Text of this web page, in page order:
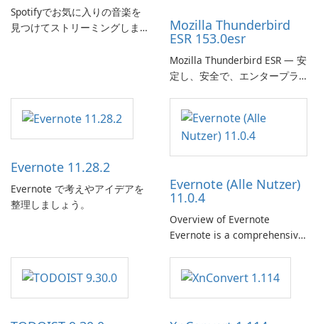
Spotifyでお気に入りの音楽を
見つけてストリーミングしま
Mozilla Thunderbird
ESR 153.0esr
Mozilla Thunderbird ESR — 安
定し、安全で、エンタープラ
Evernote 11.28.2
Evernote で考えやアイデアを
整理しましょう。
Evernote (Alle Nutzer)
11.0.4
Overview of Evernote
Evernote is a comprehensive
software designed to help
users capture, organize, and
access information across